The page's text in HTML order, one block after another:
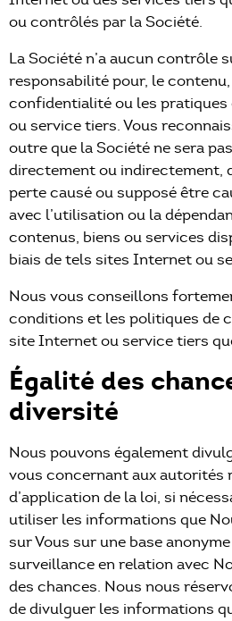
ou contrôlés par la Société.
La Société n’a aucun contrôle
responsabilité pour, le
confidentialité ou les
ou service tiers. Vous
outre que la Société ne sera
directement ou indirectement,
perte causé ou supposé être
avec l’utilisation ou la
contenus, biens ou services
biais de tels sites Internet ou
Nous vous conseillons
conditions et les politiques de
site Internet ou service tiers
Égalité des
diversité
Nous pouvons également
vous concernant aux autorités
d’application de la loi, si
utiliser les informations que
sur Vous sur une base
surveillance en relation avec
des chances. Nous nous
de divulguer les informations